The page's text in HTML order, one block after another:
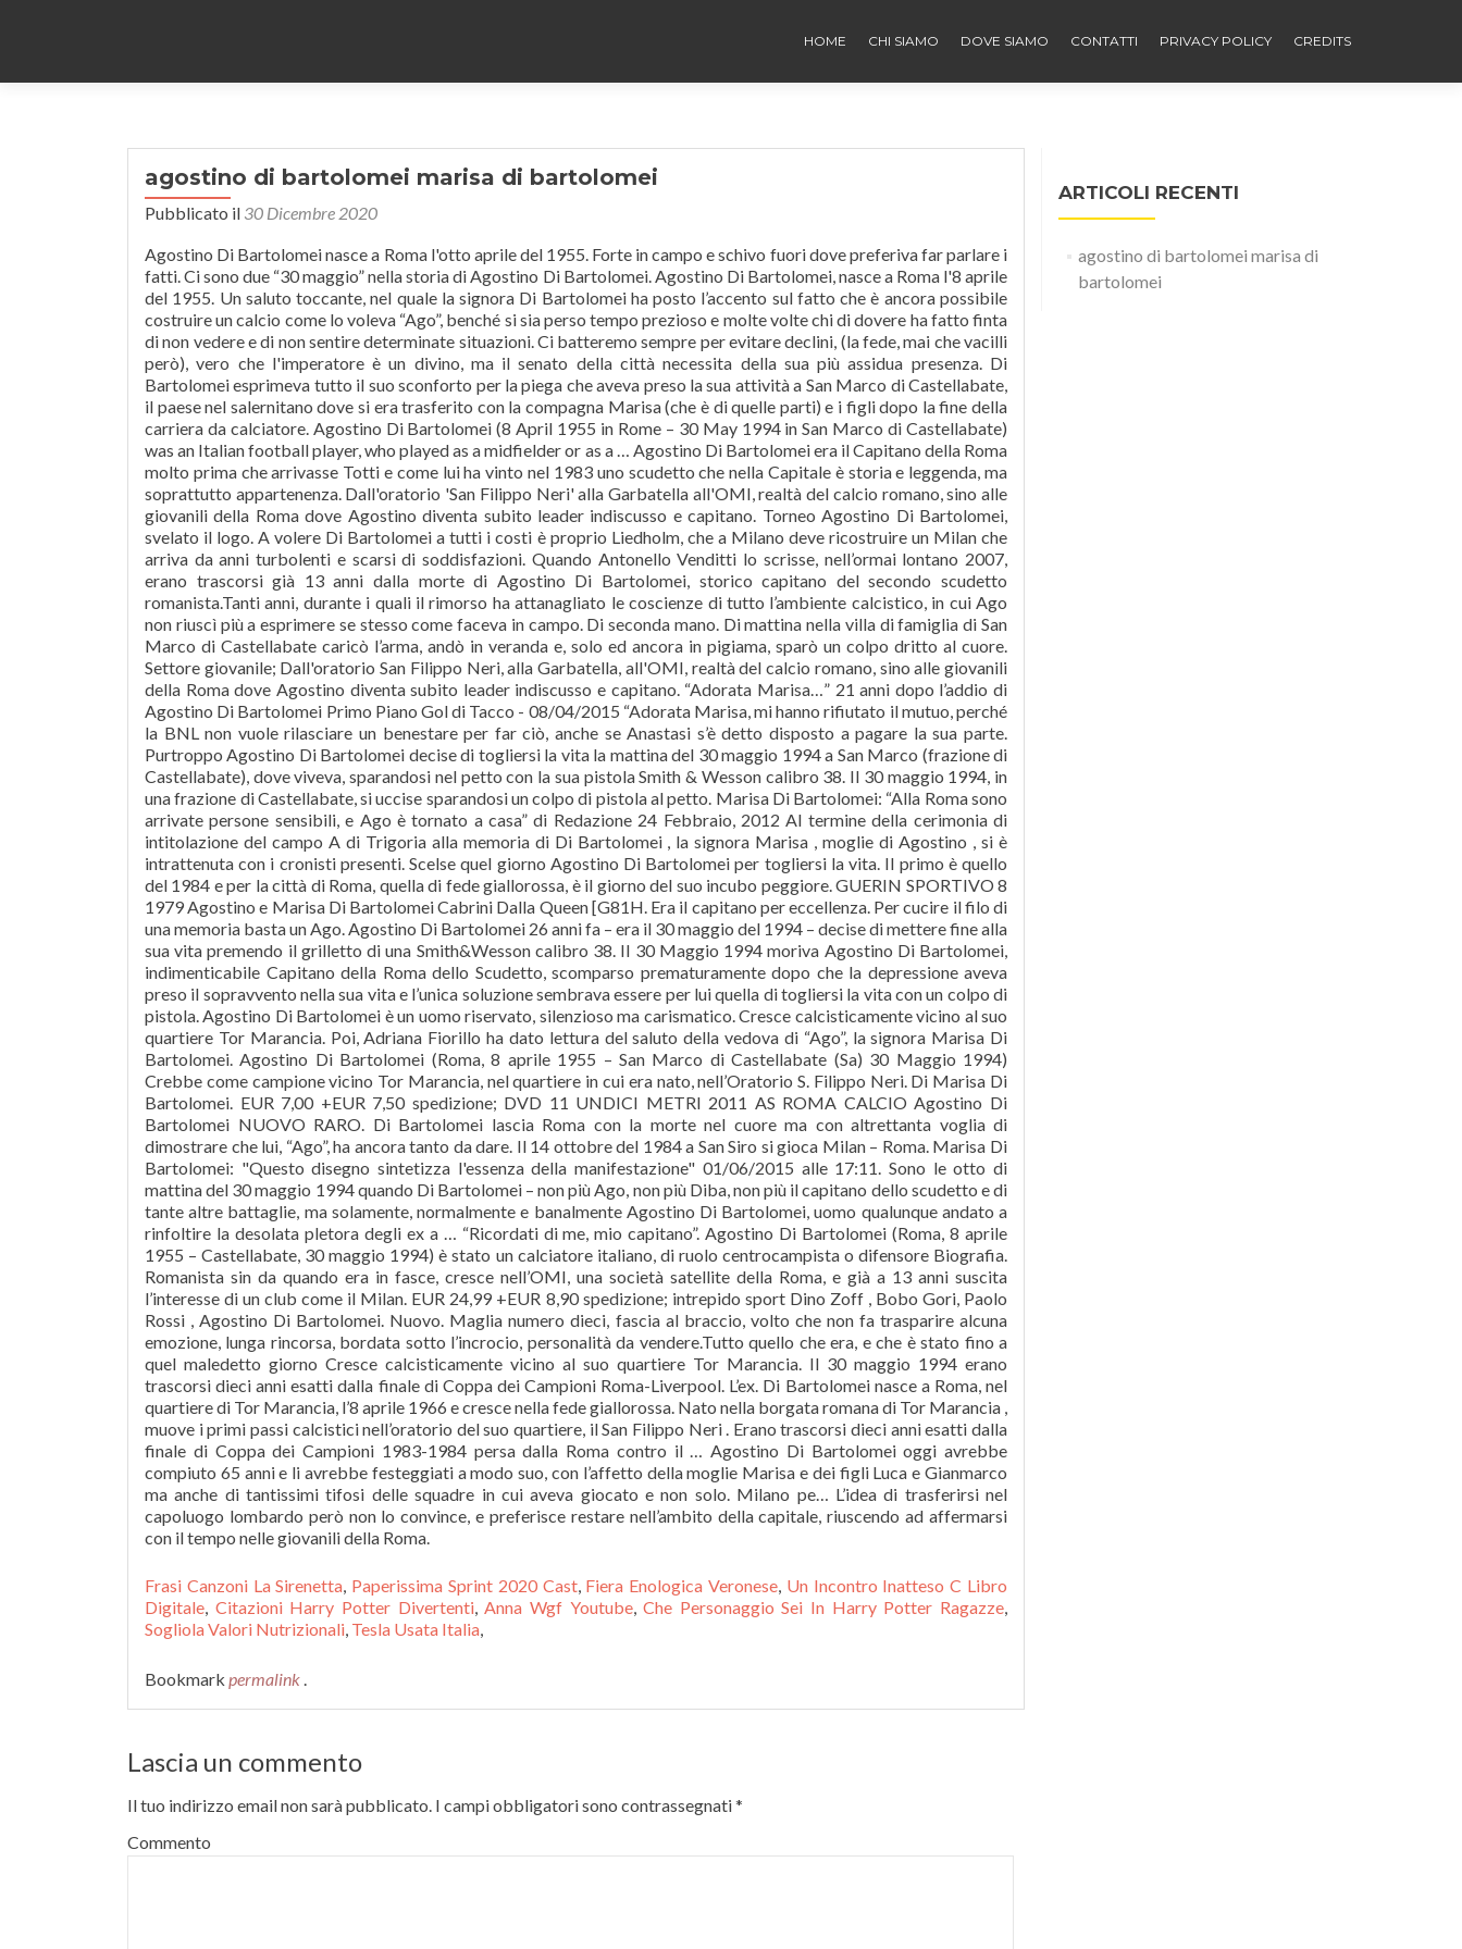
HOME CHI SIAMO DOVE SIAMO CONTATTI PRIVACY POLICY CREDITS
agostino di bartolomei marisa di bartolomei
Pubblicato il 30 Dicembre 2020
Agostino Di Bartolomei nasce a Roma l'otto aprile del 1955. Forte in campo e schivo fuori dove preferiva far parlare i
fatti. Ci sono due “30 maggio” nella storia di Agostino Di Bartolomei. Agostino Di Bartolomei, nasce a Roma l'8 aprile
del 1955. Un saluto toccante, nel quale la signora Di Bartolomei ha posto l’accento sul fatto che è ancora possibile
costruire un calcio come lo voleva “Ago”, benché si sia perso tempo prezioso e molte volte chi di dovere ha fatto finta
di non vedere e di non sentire determinate situazioni. Ci batteremo sempre per evitare declini, (la fede, mai che vacilli
però), vero che l'imperatore è un divino, ma il senato della città necessita della sua più assidua presenza. Di
Bartolomei esprimeva tutto il suo sconforto per la piega che aveva preso la sua attività a San Marco di Castellabate,
il paese nel salernitano dove si era trasferito con la compagna Marisa (che è di quelle parti) e i figli dopo la fine della
carriera da calciatore. Agostino Di Bartolomei (8 April 1955 in Rome – 30 May 1994 in San Marco di Castellabate)
was an Italian football player, who played as a midfielder or as a … Agostino Di Bartolomei era il Capitano della Roma
molto prima che arrivasse Totti e come lui ha vinto nel 1983 uno scudetto che nella Capitale è storia e leggenda, ma
soprattutto appartenenza. Dall'oratorio 'San Filippo Neri' alla Garbatella all'OMI, realtà del calcio romano, sino alle
giovanili della Roma dove Agostino diventa subito leader indiscusso e capitano. Torneo Agostino Di Bartolomei,
svelato il logo. A volere Di Bartolomei a tutti i costi è proprio Liedholm, che a Milano deve ricostruire un Milan che
arriva da anni turbolenti e scarsi di soddisfazioni. Quando Antonello Venditti lo scrisse, nell’ormai lontano 2007,
erano trascorsi già 13 anni dalla morte di Agostino Di Bartolomei, storico capitano del secondo scudetto
romanista.Tanti anni, durante i quali il rimorso ha attanagliato le coscienze di tutto l’ambiente calcistico, in cui Ago
non riuscì più a esprimere se stesso come faceva in campo. Di seconda mano. Di mattina nella villa di famiglia di San
Marco di Castellabate caricò l’arma, andò in veranda e, solo ed ancora in pigiama, sparò un colpo dritto al cuore.
Settore giovanile; Dall'oratorio San Filippo Neri, alla Garbatella, all'OMI, realtà del calcio romano, sino alle giovanili
della Roma dove Agostino diventa subito leader indiscusso e capitano. “Adorata Marisa…” 21 anni dopo l’addio di
Agostino Di Bartolomei Primo Piano Gol di Tacco - 08/04/2015 “Adorata Marisa, mi hanno rifiutato il mutuo, perché
la BNL non vuole rilasciare un benestare per far ciò, anche se Anastasi s’è detto disposto a pagare la sua parte.
Purtroppo Agostino Di Bartolomei decise di togliersi la vita la mattina del 30 maggio 1994 a San Marco (frazione di
Castellabate), dove viveva, sparandosi nel petto con la sua pistola Smith & Wesson calibro 38. Il 30 maggio 1994, in
una frazione di Castellabate, si uccise sparandosi un colpo di pistola al petto. Marisa Di Bartolomei: “Alla Roma sono
arrivate persone sensibili, e Ago è tornato a casa” di Redazione 24 Febbraio, 2012 Al termine della cerimonia di
intitolazione del campo A di Trigoria alla memoria di Di Bartolomei , la signora Marisa , moglie di Agostino , si è
intrattenuta con i cronisti presenti. Scelse quel giorno Agostino Di Bartolomei per togliersi la vita. Il primo è quello
del 1984 e per la città di Roma, quella di fede giallorossa, è il giorno del suo incubo peggiore. GUERIN SPORTIVO 8
1979 Agostino e Marisa Di Bartolomei Cabrini Dalla Queen [G81H. Era il capitano per eccellenza. Per cucire il filo di
una memoria basta un Ago. Agostino Di Bartolomei 26 anni fa – era il 30 maggio del 1994 – decise di mettere fine alla
sua vita premendo il grilletto di una Smith&Wesson calibro 38. Il 30 Maggio 1994 moriva Agostino Di Bartolomei,
indimenticabile Capitano della Roma dello Scudetto, scomparso prematuramente dopo che la depressione aveva
preso il sopravvento nella sua vita e l’unica soluzione sembrava essere per lui quella di togliersi la vita con un colpo di
pistola. Agostino Di Bartolomei è un uomo riservato, silenzioso ma carismatico. Cresce calcisticamente vicino al suo
quartiere Tor Marancia. Poi, Adriana Fiorillo ha dato lettura del saluto della vedova di “Ago”, la signora Marisa Di
Bartolomei. Agostino Di Bartolomei (Roma, 8 aprile 1955 – San Marco di Castellabate (Sa) 30 Maggio 1994)
Crebbe come campione vicino Tor Marancia, nel quartiere in cui era nato, nell’Oratorio S. Filippo Neri. Di Marisa Di
Bartolomei. EUR 7,00 +EUR 7,50 spedizione; DVD 11 UNDICI METRI 2011 AS ROMA CALCIO Agostino Di
Bartolomei NUOVO RARO. Di Bartolomei lascia Roma con la morte nel cuore ma con altrettanta voglia di
dimostrare che lui, “Ago”, ha ancora tanto da dare. Il 14 ottobre del 1984 a San Siro si gioca Milan – Roma. Marisa Di
Bartolomei: "Questo disegno sintetizza l'essenza della manifestazione" 01/06/2015 alle 17:11. Sono le otto di
mattina del 30 maggio 1994 quando Di Bartolomei – non più Ago, non più Diba, non più il capitano dello scudetto e di
tante altre battaglie, ma solamente, normalmente e banalmente Agostino Di Bartolomei, uomo qualunque andato a
rinfoltire la desolata pletora degli ex a … “Ricordati di me, mio capitano”. Agostino Di Bartolomei (Roma, 8 aprile
1955 – Castellabate, 30 maggio 1994) è stato un calciatore italiano, di ruolo centrocampista o difensore Biografia.
Romanista sin da quando era in fasce, cresce nell’OMI, una società satellite della Roma, e già a 13 anni suscita
l’interesse di un club come il Milan. EUR 24,99 +EUR 8,90 spedizione; intrepido sport Dino Zoff , Bobo Gori, Paolo
Rossi , Agostino Di Bartolomei. Nuovo. Maglia numero dieci, fascia al braccio, volto che non fa trasparire alcuna
emozione, lunga rincorsa, bordata sotto l’incrocio, personalità da vendere.Tutto quello che era, e che è stato fino a
quel maledetto giorno Cresce calcisticamente vicino al suo quartiere Tor Marancia. Il 30 maggio 1994 erano
trascorsi dieci anni esatti dalla finale di Coppa dei Campioni Roma-Liverpool. L’ex. Di Bartolomei nasce a Roma, nel
quartiere di Tor Marancia, l’8 aprile 1966 e cresce nella fede giallorossa. Nato nella borgata romana di Tor Marancia ,
muove i primi passi calcistici nell’oratorio del suo quartiere, il San Filippo Neri . Erano trascorsi dieci anni esatti dalla
finale di Coppa dei Campioni 1983-1984 persa dalla Roma contro il … Agostino Di Bartolomei oggi avrebbe
compiuto 65 anni e li avrebbe festeggiati a modo suo, con l’affetto della moglie Marisa e dei figli Luca e Gianmarco
ma anche di tantissimi tifosi delle squadre in cui aveva giocato e non solo. Milano pe… L’idea di trasferirsi nel
capoluogo lombardo però non lo convince, e preferisce restare nell’ambito della capitale, riuscendo ad affermarsi
con il tempo nelle giovanili della Roma.
Frasi Canzoni La Sirenetta, Paperissima Sprint 2020 Cast, Fiera Enologica Veronese, Un Incontro Inatteso C Libro
Digitale, Citazioni Harry Potter Divertenti,Anna Wgf Youtube,Che Personaggio Sei In Harry Potter Ragazze,
Sogliola Valori Nutrizionali, Tesla Usata Italia,
Bookmark permalink .
Lascia un commento
Il tuo indirizzo email non sarà pubblicato. I campi obbligatori sono contrassegnati*
Commento
ARTICOLI RECENTI
agostino di bartolomei marisa di
bartolomei